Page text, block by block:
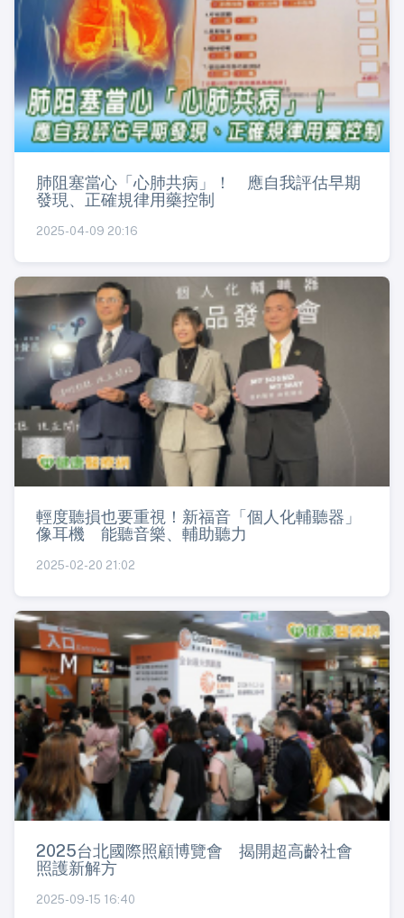
肺阻塞當心「心肺共病」！ 應自我評估早期
發現、正確規律用藥控制
2025-04-09 20:16
輕度聽損也要重視！新福音「個人化輔聽器」
像耳機 能聽音樂、輔助聽力
2025-02-20 21:02
2025台北國際照顧博覽會 揭開超高齡社會
照護新解方
2025-09-15 16:40